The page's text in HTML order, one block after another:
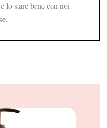
lo stare bene con noi